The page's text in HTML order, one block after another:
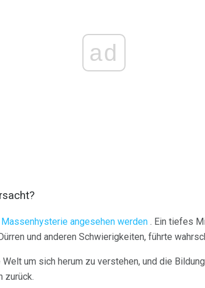
ad
Massenhysterie angesehen werden . Ein tiefes
und anderen Schwierigkeiten, führte
um sich herum zu verstehen, und die
zurück.